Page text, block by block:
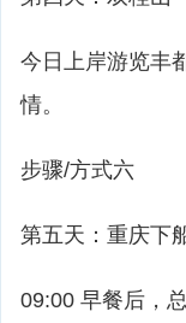
今日上岸游览丰
情。
步骤/方式六
第五天：重庆下
09:00 早餐后，